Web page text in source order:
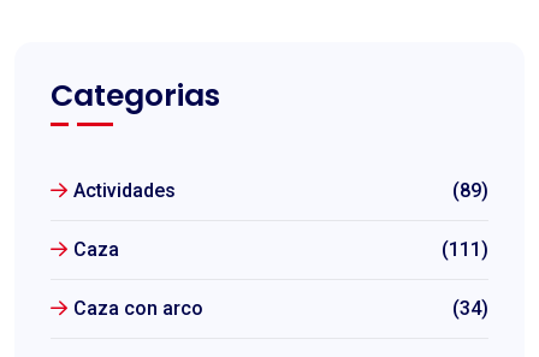
Categorias
Actividades (89)
Caza (111)
Caza con arco (34)